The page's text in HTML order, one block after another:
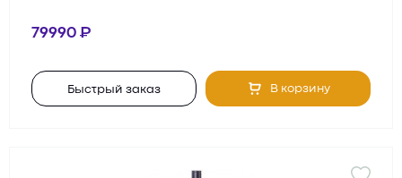
79990
Быстрый заказ В корзину